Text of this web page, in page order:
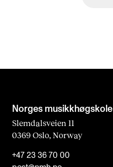
Norges musikk­høgskole
Slemdalsveien 11
0369 Oslo, Norway
+47 23 36 70 00